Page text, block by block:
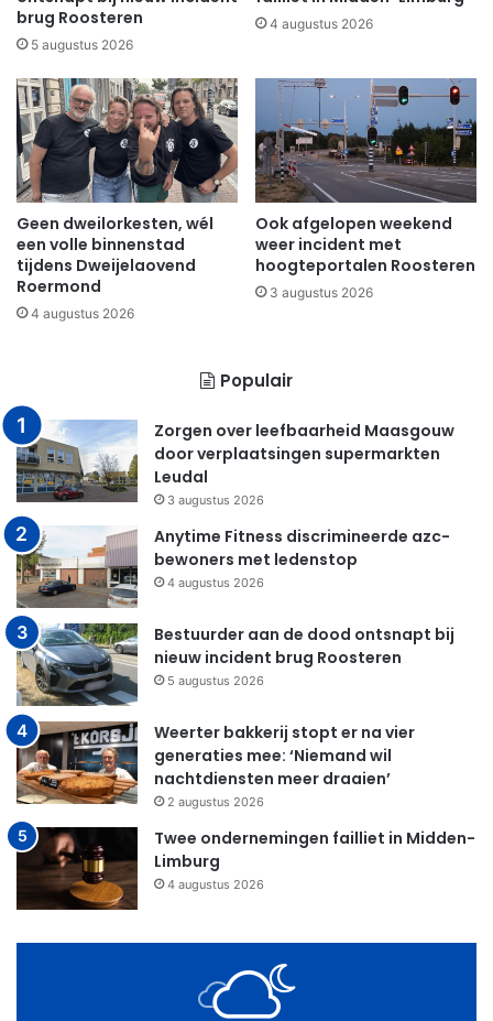
brug Roosteren
5 augustus 2026
4 augustus 2026
Geen dweilorkesten, wél
een volle binnenstad
tijdens Dweijelaovend
Roermond
4 augustus 2026
Ook afgelopen weekend
weer incident met
hoogteportalen Roosteren
3 augustus 2026
Populair
Zorgen over leefbaarheid Maasgouw
door verplaatsingen supermarkten
Leudal
3 augustus 2026
Anytime Fitness discrimineerde azc-
bewoners met ledenstop
4 augustus 2026
Bestuurder aan de dood ontsnapt bij
nieuw incident brug Roosteren
5 augustus 2026
Weerter bakkerij stopt er na vier
generaties mee: ‘Niemand wil
nachtdiensten meer draaien’
2 augustus 2026
Twee ondernemingen failliet in Midden-
Limburg
4 augustus 2026